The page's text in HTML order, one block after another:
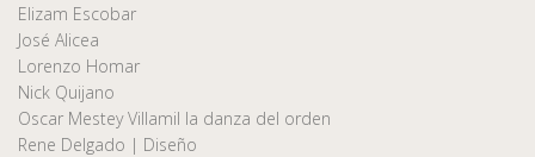
Elizam Escobar
José Alicea
Lorenzo Homar
Nick Quijano
Oscar Mestey Villamil la danza del orden
Rene Delgado | Diseño